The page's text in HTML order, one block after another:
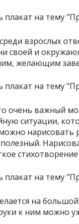
взрослых
своей и
желающим
очень важный
ситуации,
нарисовать
полезный.
на
к ним можно